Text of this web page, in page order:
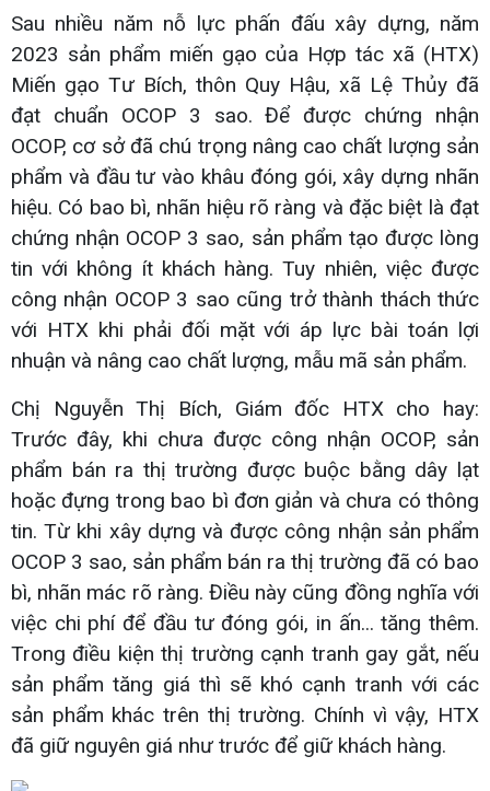
Sau nhiều năm nỗ lực phấn đấu xây dựng, năm
2023 sản phẩm miến gạo của Hợp tác xã (HTX)
Miến gạo Tư Bích, thôn Quy Hậu, xã Lệ Thủy đã
đạt chuẩn OCOP 3 sao. Để được chứng nhận
OCOP, cơ sở đã chú trọng nâng cao chất lượng sản
phẩm và đầu tư vào khâu đóng gói, xây dựng nhãn
hiệu. Có bao bì, nhãn hiệu rõ ràng và đặc biệt là đạt
chứng nhận OCOP 3 sao, sản phẩm tạo được lòng
tin với không ít khách hàng. Tuy nhiên, việc được
công nhận OCOP 3 sao cũng trở thành thách thức
với HTX khi phải đối mặt với áp lực bài toán lợi
nhuận và nâng cao chất lượng, mẫu mã sản phẩm.
Chị Nguyễn Thị Bích, Giám đốc HTX cho hay:
Trước đây, khi chưa được công nhận OCOP, sản
phẩm bán ra thị trường được buộc bằng dây lạt
hoặc đựng trong bao bì đơn giản và chưa có thông
tin. Từ khi xây dựng và được công nhận sản phẩm
OCOP 3 sao, sản phẩm bán ra thị trường đã có bao
bì, nhãn mác rõ ràng. Điều này cũng đồng nghĩa với
việc chi phí để đầu tư đóng gói, in ấn... tăng thêm.
Trong điều kiện thị trường cạnh tranh gay gắt, nếu
sản phẩm tăng giá thì sẽ khó cạnh tranh với các
sản phẩm khác trên thị trường. Chính vì vậy, HTX
đã giữ nguyên giá như trước để giữ khách hàng.